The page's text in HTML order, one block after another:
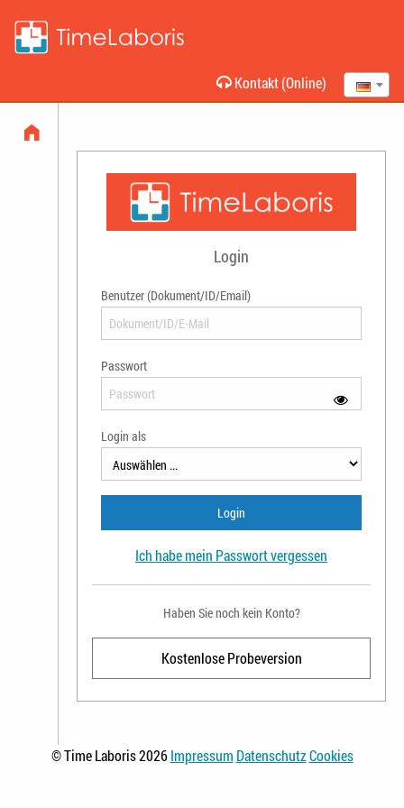
Kontakt (Online)
Login
Benutzer (Dokument/ID/Email)
Passwort
Login als
Login
Ich habe mein Passwort vergessen
Haben Sie noch kein Konto?
Kostenlose Probeversion
© Time Laboris 2026 Impressum DatenschutzCookies